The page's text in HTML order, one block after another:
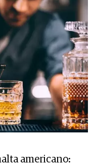
americano: